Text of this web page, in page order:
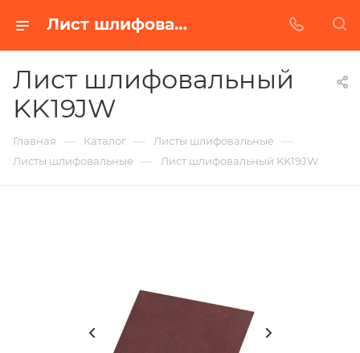
Лист шлифовальный KK19JW в Белгороде | Купить по недорогой цене от Абразивного Завода
Лист шлифовальный
KK19JW
Главная — Каталог — Листы шлифовальные —
Листы шлифовальные — Лист шлифовальный KK19JW